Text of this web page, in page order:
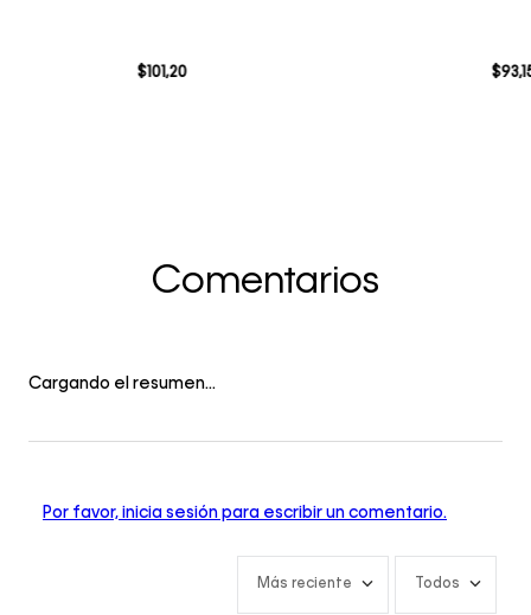
$101,20 $93,
Comentarios
Cargando el resumen…
Por favor, inicia sesión para escribir un comentario.
Más reciente Todos